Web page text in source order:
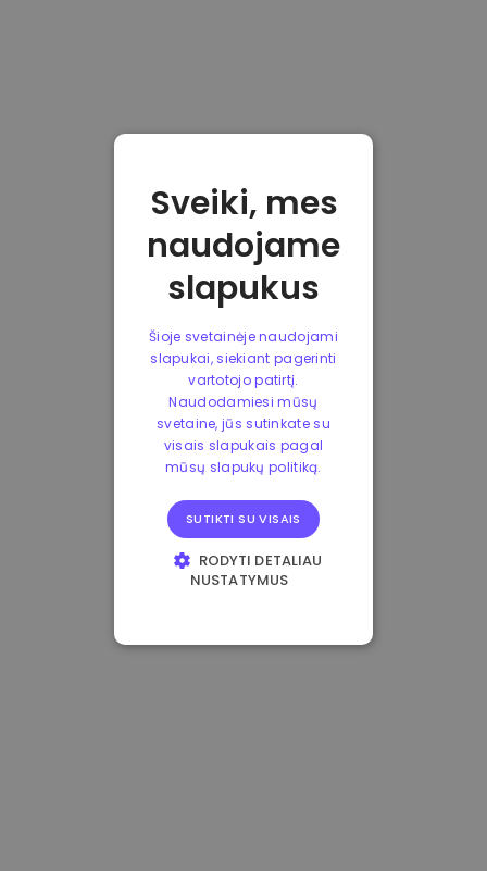
Sveiki, mes
naudojame
slapukus
Šioje svetainėje naudojami
slapukai, siekiant pagerinti
vartotojo patirtį.
Naudodamiesi mūsų
svetaine, jūs sutinkate su
visais slapukais pagal
mūsų slapukų politiką.
SUTIKTI SU VISAIS
RODYTI DETALIAU
NUSTATYMUS